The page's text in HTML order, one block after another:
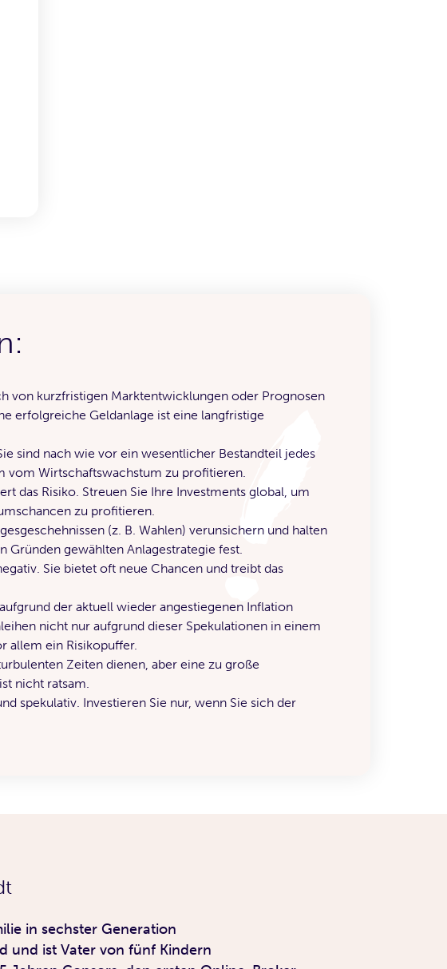
von kurzfristigen Marktentwicklungen oder Prognosen
erfolgreiche Geldanlage ist eine langfristige
sind nach wie vor ein wesentlicher Bestandteil jedes
vom Wirtschaftswachstum zu profitieren.
das Risiko. Streuen Sie Ihre Investments global, um
zu profitieren.
(z. B. Wahlen) verunsichern und halten
Gründen gewählten Anlagestrategie fest.
Sie bietet oft neue Chancen und treibt das
der aktuell wieder angestiegenen Inflation
nicht nur aufgrund dieser Spekulationen in einem
allem ein Risikopuffer.
Zeiten dienen, aber eine zu große
nicht ratsam.
spekulativ. Investieren Sie nur, wenn Sie sich der
in sechster Generation
und ist Vater von fünf Kindern